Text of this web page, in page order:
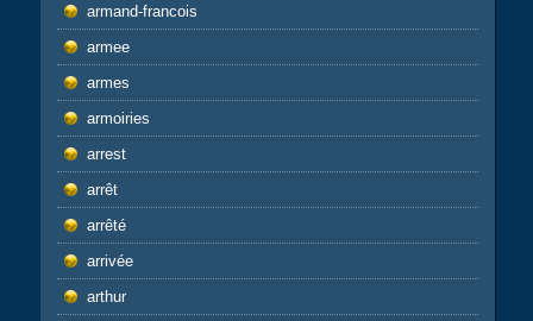
armand-francois
armee
armes
armoiries
arrest
arrêt
arrêté
arrivée
arthur